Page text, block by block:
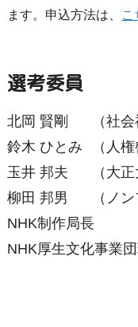
ます。申込方法は、 こ
選考委員
北岡 賢剛
（社
鈴木 ひとみ
（人
玉井 邦夫
（大
柳田 邦男
（ノ
NHK制作局長
NHK厚生文化事業